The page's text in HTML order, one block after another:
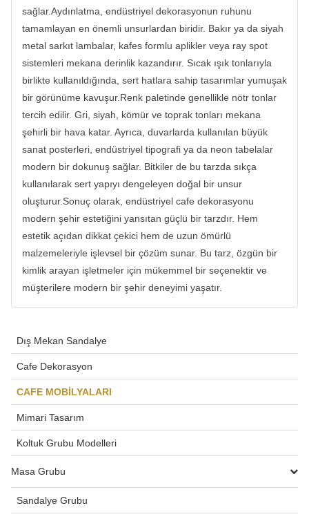
sağlar.Aydınlatma, endüstriyel dekorasyonun ruhunu
tamamlayan en önemli unsurlardan biridir. Bakır ya da siyah
metal sarkıt lambalar, kafes formlu aplikler veya ray spot
sistemleri mekana derinlik kazandırır. Sıcak ışık tonlarıyla
birlikte kullanıldığında, sert hatlara sahip tasarımlar yumuşak
bir görünüme kavuşur.Renk paletinde genellikle nötr tonlar
tercih edilir. Gri, siyah, kömür ve toprak tonları mekana
şehirli bir hava katar. Ayrıca, duvarlarda kullanılan büyük
sanat posterleri, endüstriyel tipografi ya da neon tabelalar
modern bir dokunuş sağlar. Bitkiler de bu tarzda sıkça
kullanılarak sert yapıyı dengeleyen doğal bir unsur
oluşturur.Sonuç olarak, endüstriyel cafe dekorasyonu
modern şehir estetiğini yansıtan güçlü bir tarzdır. Hem
estetik açıdan dikkat çekici hem de uzun ömürlü
malzemeleriyle işlevsel bir çözüm sunar. Bu tarz, özgün bir
kimlik arayan işletmeler için mükemmel bir seçenektir ve
müşterilere modern bir şehir deneyimi yaşatır.
Dış Mekan Sandalye
Cafe Dekorasyon
CAFE MOBİLYALARI
Mimari Tasarım
Koltuk Grubu Modelleri
Masa Grubu
Sandalye Grubu